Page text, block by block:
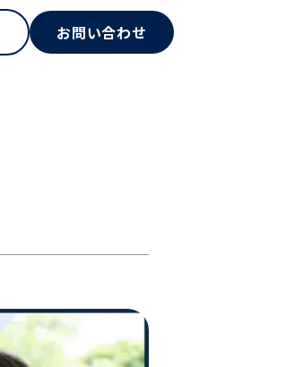
お問い合わせ